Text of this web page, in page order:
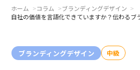
motiveについて
ホーム コラム
ブランディングデザイン
自社の価値を言語化できていますか？伝わるブ
ブランディングデザイン 中級